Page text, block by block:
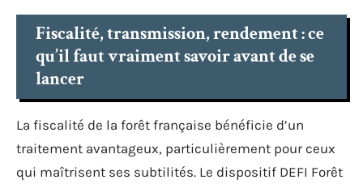
Fiscalité, transmission, rendement : ce
qu’il faut vraiment savoir avant de se
lancer
La fiscalité de la forêt française bénéficie d’un
traitement avantageux, particulièrement pour ceux
qui maîtrisent ses subtilités. Le dispositif DEFI Forêt